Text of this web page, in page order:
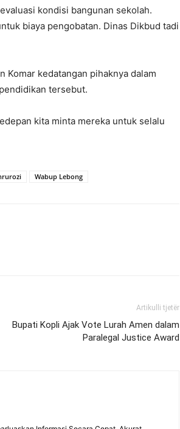
kondisi bangunan sekolah.
biaya pengobatan. Dinas Dikbud tadi
Komar kedatangan pihaknya dalam
tersebut.
kita minta mereka untuk selalu
Wabup Lebong
Artikulli tjetër
Bupati Kopli Ajak Vote Lurah Amen dalam
Paralegal Justice Award